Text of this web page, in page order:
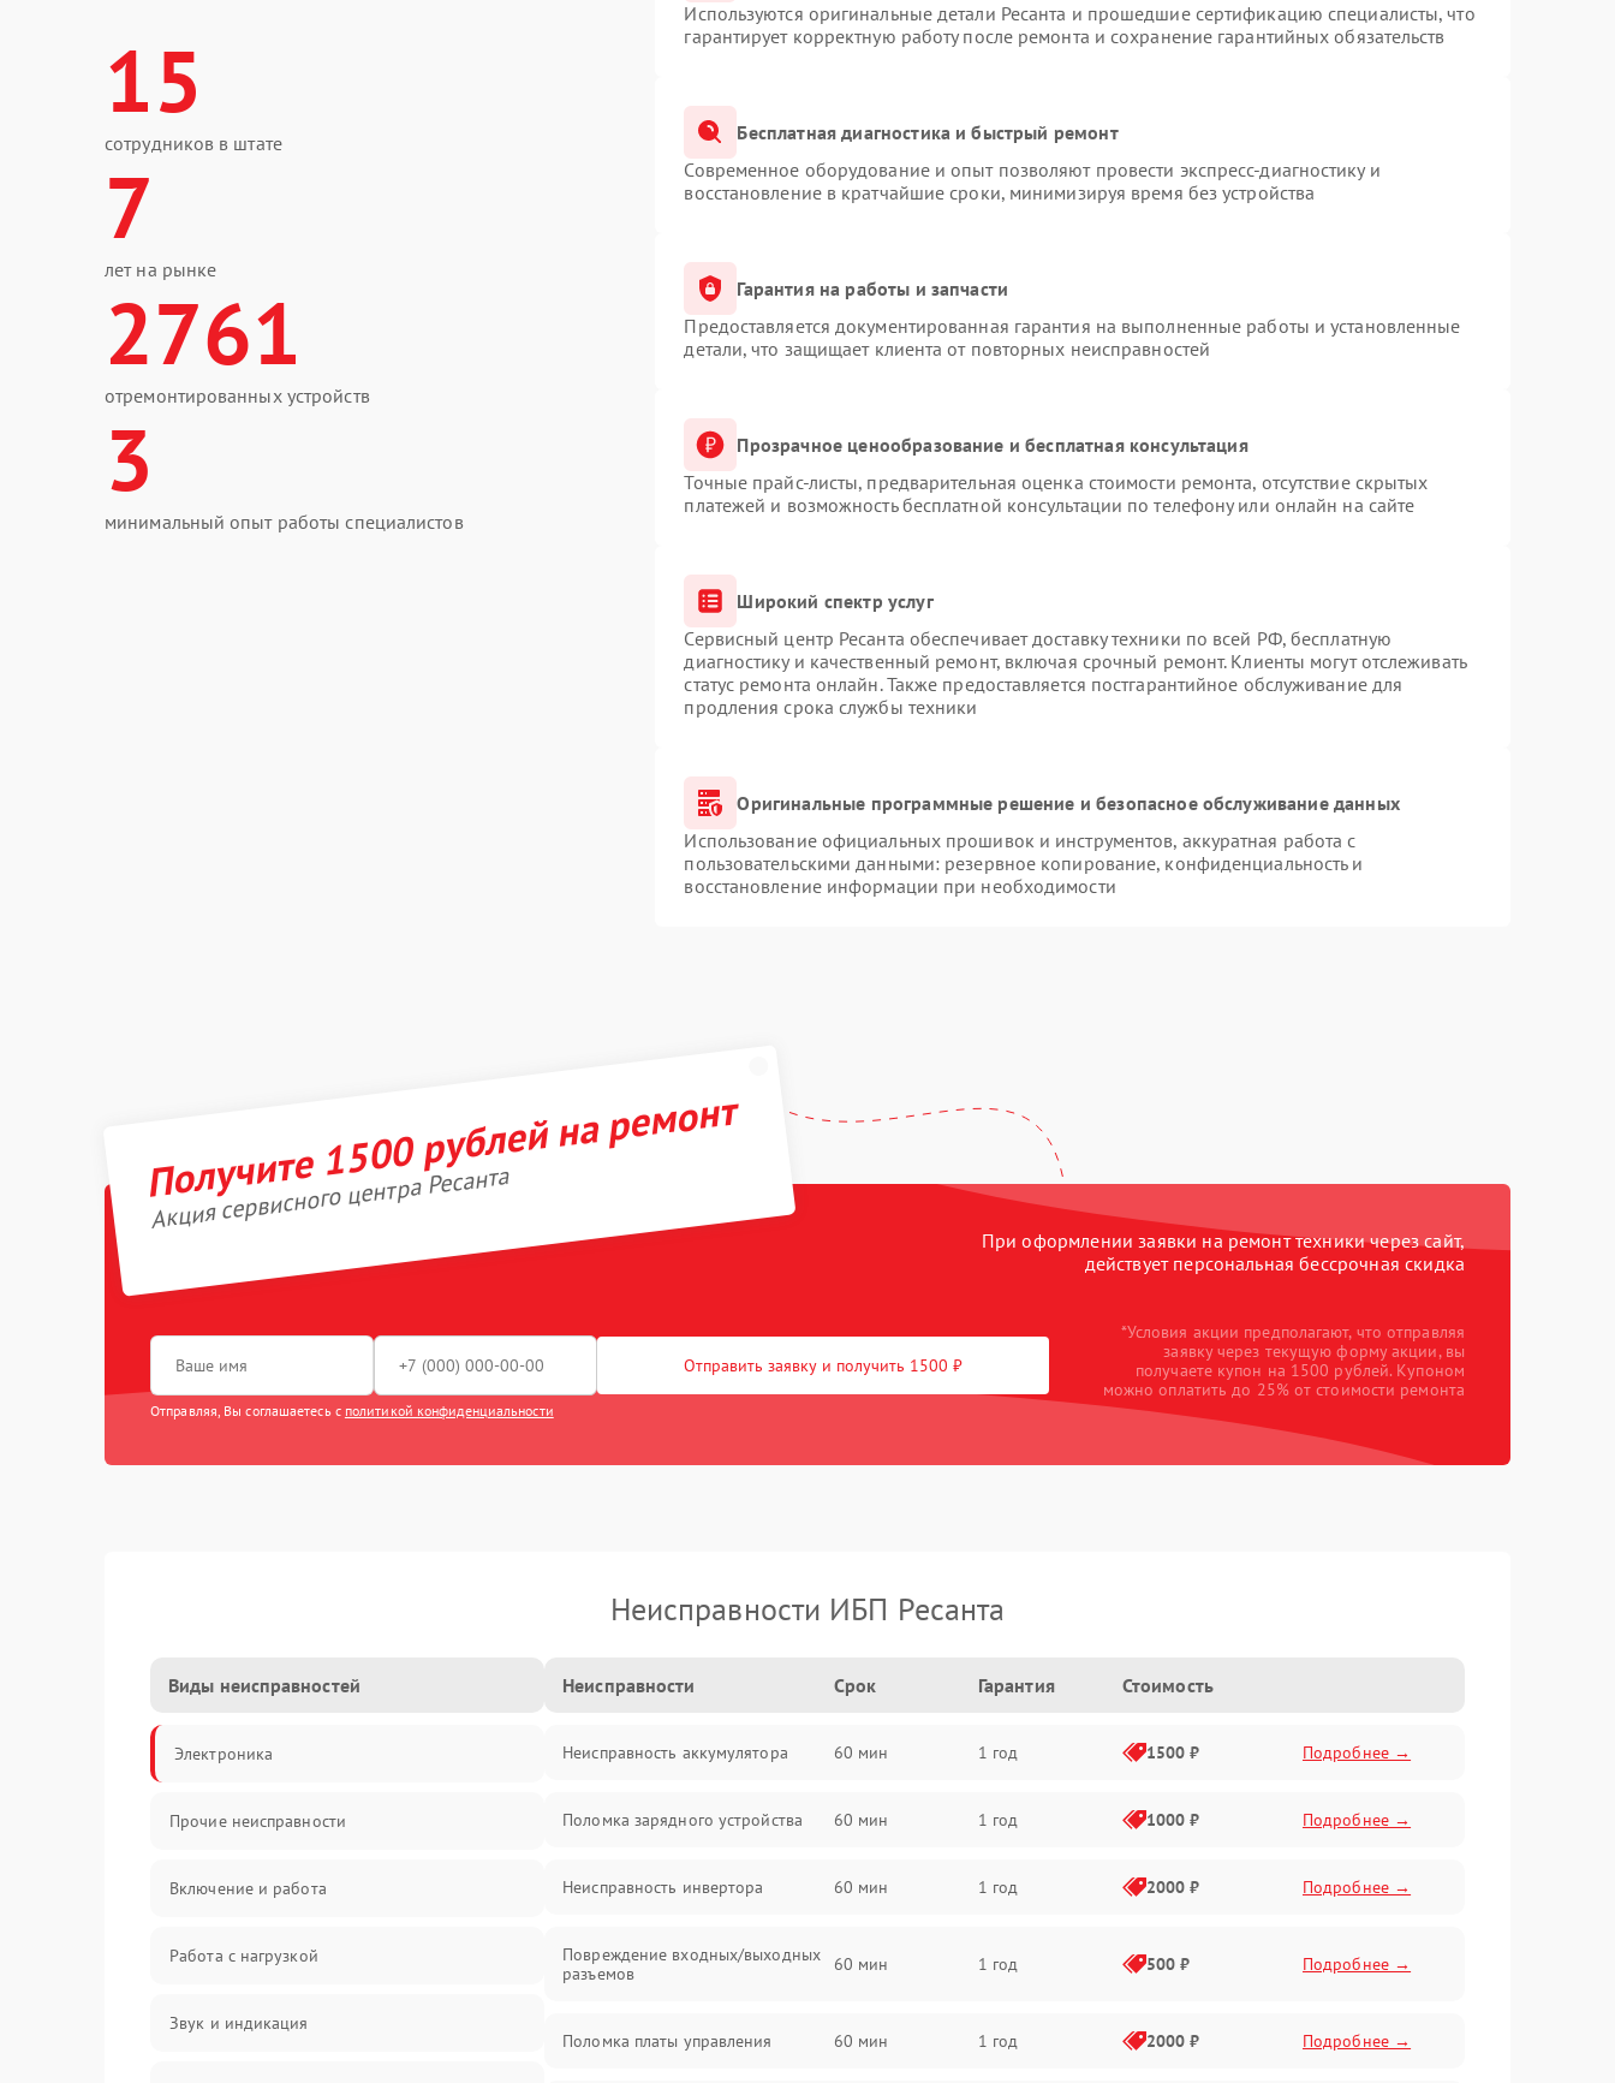
15
сотрудников в штате
7
лет на рынке
2761
отремонтированных устройств
3
минимальный опыт работы специалистов
Используются оригинальные детали Ресанта и прошедшие сертификацию специалисты, что
гарантирует корректную работу после ремонта и сохранение гарантийных обязательств
Бесплатная диагностика и быстрый ремонт
Современное оборудование и опыт позволяют провести экспресс-диагностику и
восстановление в кратчайшие сроки, минимизируя время без устройства
Гарантия на работы и запчасти
Предоставляется документированная гарантия на выполненные работы и установленные
детали, что защищает клиента от повторных неисправностей
Прозрачное ценообразование и бесплатная консультация
Точные прайс-листы, предварительная оценка стоимости ремонта, отсутствие скрытых
платежей и возможность бесплатной консультации по телефону или онлайн на сайте
Широкий спектр услуг
Сервисный центр Ресанта обеспечивает доставку техники по всей РФ, бесплатную
диагностику и качественный ремонт, включая срочный ремонт. Клиенты могут отслеживать
статус ремонта онлайн. Также предоставляется постгарантийное обслуживание для
продления срока службы техники
Оригинальные программные решение и безопасное обслуживание данных
Использование официальных прошивок и инструментов, аккуратная работа с
пользовательскими данными: резервное копирование, конфиденциальность и
восстановление информации при необходимости
Получите 1500 рублей на ремонт
Акция сервисного центра Ресанта
При оформлении заявки на ремонт техники через сайт,
действует персональная бессрочная скидка
Отправить заявку и получить 1500 ₽
Отправляя, Вы соглашаетесь с политикой конфиденциальности
*Условия акции предполагают, что отправляя
заявку через текущую форму акции, вы
получаете купон на 1500 рублей. Купоном
можно оплатить до 25% от стоимости ремонта
Неисправности ИБП Ресанта
Виды неисправностей
Электроника
Прочие неисправности
Включение и работа
Работа с нагрузкой
Звук и индикация
Неисправности Срок Гарантия Стоимость
Неисправность аккумулятора 60 мин 1 год 1500 ₽ Подробнее →
Поломка зарядного устройства 60 мин 1 год 1000 ₽ Подробнее →
Неисправность инвертора 60 мин 1 год 2000 ₽ Подробнее →
Повреждение входных/выходных
разъемов
60 мин 1 год 500 ₽ Подробнее →
Поломка платы управления 60 мин 1 год 2000 ₽ Подробнее →